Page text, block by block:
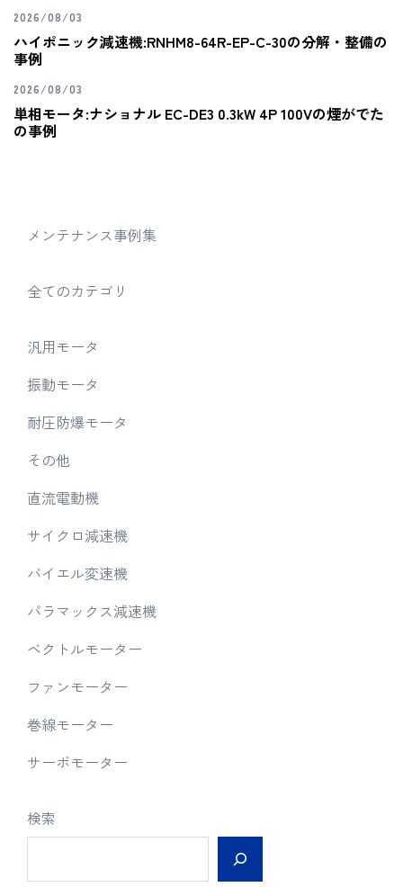
2026/08/03
ハイポニック減速機:RNHM8-64R-EP-C-30の分解・整備の
事例
2026/08/03
単相モータ:ナショナル EC-DE3 0.3kW 4P 100Vの煙がでた
の事例
メンテナンス事例集
全てのカテゴリ
汎用モータ
振動モータ
耐圧防爆モータ
その他
直流電動機
サイクロ減速機
バイエル変速機
パラマックス減速機
ベクトルモーター
ファンモーター
巻線モーター
サーボモーター
検索